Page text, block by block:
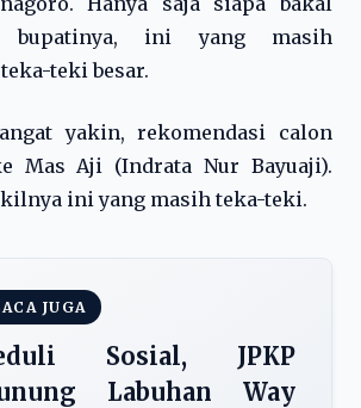
ini yang masih
teki besar.
yakin, rekomendasi calon
Mas Aji (Indrata Nur Bayuaji).
ini yang masih teka-teki.
JUGA
Sosial, JPKP
Labuhan Way